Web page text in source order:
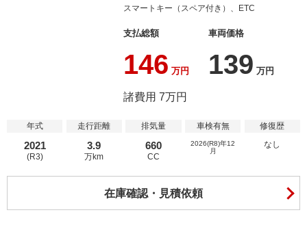
スマートキー（スペア付き）、ETC
支払総額
146 万円
車両価格
139 万円
諸費用 7万円
年式
2021
(R3)
走行距離
3.9
万km
排気量
660
CC
車検有無
2026(R8)年12
月
修復歴
なし
在庫確認・見積依頼